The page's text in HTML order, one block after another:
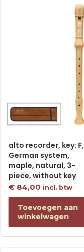
alto recorder, key: F,
German system,
maple, natural, 3-
piece, without key
€ 84,00 incl. btw
Toevoegen aan
winkelwagen